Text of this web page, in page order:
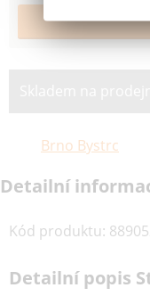
Brno Bystrc
Detailní
Kód produktu:
Detailní popis